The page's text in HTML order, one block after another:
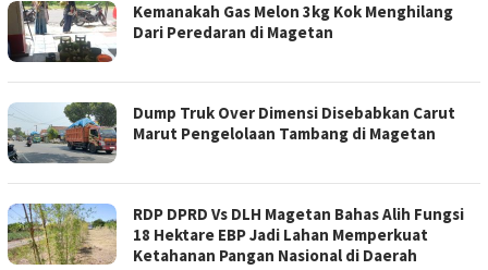
Kemanakah Gas Melon 3kg Kok Menghilang
Dari Peredaran di Magetan
Dump Truk Over Dimensi Disebabkan Carut
Marut Pengelolaan Tambang di Magetan
RDP DPRD Vs DLH Magetan Bahas Alih Fungsi
18 Hektare EBP Jadi Lahan Memperkuat
Ketahanan Pangan Nasional di Daerah